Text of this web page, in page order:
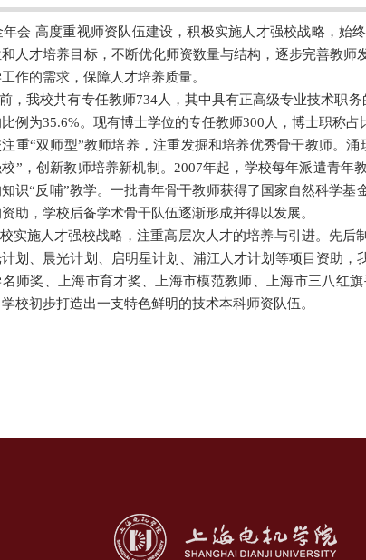
会 高度重视师资队伍建设，积极实施人才强校战略，始
和人才培养目标，不断优化师资数量与结构，逐步完善教
作的需求，保障人才培养质量。
，我校共有专任教师734人，其中具有正高级专业技术职
例为35.6%。现有博士学位的专任教师300人，博士职称占
重“双师型”教师培养，注重发掘和培养优秀骨干教师。
校”，创新教师培养新机制。2007年起，学校每年派遣青
识“反哺”教学。一批青年骨干教师获得了国家自然科学
助，学校后备学术骨干队伍逐渐形成并得以发展。
实施人才强校战略，注重高层次人才的培养与引进。先后
计划、晨光计划、启明星计划、浦江人才计划等项目资助
师奖、上海市育才奖、上海市模范教师、上海市三八红
学校初步打造出一支特色鲜明的技术本科师资队伍。